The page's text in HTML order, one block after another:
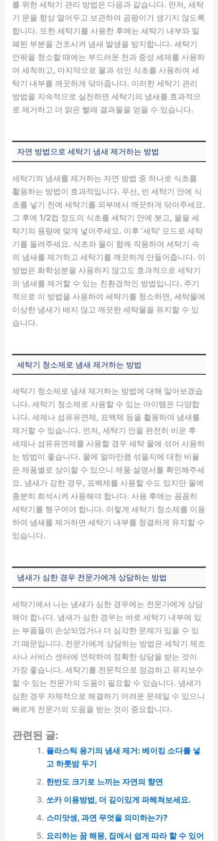
를 위한 세탁기 관리 방법은 다음과 같습니다. 먼저, 세탁
기 문을 항상 열어두고 보관하여 곰팡이가 생기지 않도록
합니다. 또한 세탁기를 사용한 후에는 세탁기 내부와 밀
폐된 부분을 건조시켜 냄새 발생을 방지합니다. 세탁기
안팎을 청소할 때에는 부드러운 천과 중성 세제를 사용하
여 세척하고, 마지막으로 물과 섞인 식초를 사용하여 세
탁기 내부를 깨끗하게 닦아줍니다. 이러한 세탁기 관리
방법을 지속적으로 실천하면 세탁기의 냄새를 효과적으
로 제거하고 더 맑은 빨래 결과물을 얻을 수 있습니다.
자연 방법으로 세탁기 냄새 제거하는 방법
세탁기의 냄새를 제거하는 자연 방법 중 하나로 식초를
활용하는 방법이 효과적입니다. 우선, 빈 세탁기 안에 식
초를 넣기 전에 세탁기를 외부에서 깨끗하게 닦아주세요.
그 후에 1/2컵 정도의 식초를 세탁기 안에 붓고, 물을 세
탁기의 용량에 맞게 넣어주세요. 이후 ‘세탁’ 모드로 세탁
기를 돌려주세요. 식초와 물이 함께 작용하여 세탁기 속
의 냄새를 제거하고 세탁기를 깨끗하게 만들어줍니다. 이
방법은 화학성분을 사용하지 않고도 효과적으로 세탁기
의 냄새를 제거할 수 있는 친환경적인 방법입니다. 주기
적으로 이 방법을 사용하여 세탁기를 청소하면, 세탁물에
이상한 냄새가 배지 않고 깨끗한 세탁물을 유지할 수 있
습니다.
세탁기 청소제로 냄새 제거하는 방법
세탁기 청소제로 냄새 제거하는 방법에 대해 알아보겠습
니다. 세탁기 청소제로 사용할 수 있는 아이템은 다양합
니다. 세제나 섬유유연제, 표백제 등을 활용하여 냄새를
제거할 수 있습니다. 먼저, 세탁기 안을 완전히 비운 후
세제나 섬유유연제를 사용할 경우 세탁 물에 섞어 사용하
는 방법이 좋습니다. 물에 얼마만큼 섞을지에 대한 비율
은 제품별로 상이할 수 있으니 제품 설명서를 확인해주세
요. 냄새가 강한 경우, 표백제를 사용할 수도 있지만 물에
충분히 희석시켜 사용해야 합니다. 사용 후에는 꼼꼼히
세탁기를 헹구어야 합니다. 이렇게 세탁기 청소제를 이용
하여 냄새를 제거하면 세탁기 내부를 청결하게 유지할 수
있습니다.
냄새가 심한 경우 전문가에게 상담하는 방법
세탁기에서 나는 냄새가 심한 경우에는 전문가에게 상담
해야 합니다. 냄새가 심한 경우는 바로 세탁기 내부에 있
는 부품들이 손상되었거나 더 심각한 문제가 있을 수 있
기 때문입니다. 전문가에게 상담하는 방법은 세탁기 제조
사나 서비스 센터에 연락하여 정확한 상담을 받는 것이
가장 좋습니다. 세탁기를 전문적으로 점검하고 유지보수
할 수 있는 전문가의 도움이 필요할 수 있습니다. 냄새가
심한 경우 자체적으로 해결하기 어려운 문제일 수 있으니
빠르게 전문가의 도움을 받는 것이 중요합니다.
관련된 글:
플라스틱 용기의 냄새 제거: 베이킹 소다를 넣
고 하룻밤 두기
한반도 크기로 느끼는 자연의 향연
쏘카 이용방법, 더 깊이있게 파헤쳐보세요.
스미맛셍, 과연 무엇을 의미하는가?
요리하는 꿈 해몽, 집에서 쉽게 따라 할 수 있어